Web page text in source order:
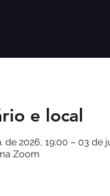
e local
de 2026, 19:00 – 03 de
Zoom